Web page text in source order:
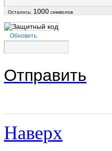
Осталось: 1000 символов
Обновить
Отправить
Наверх